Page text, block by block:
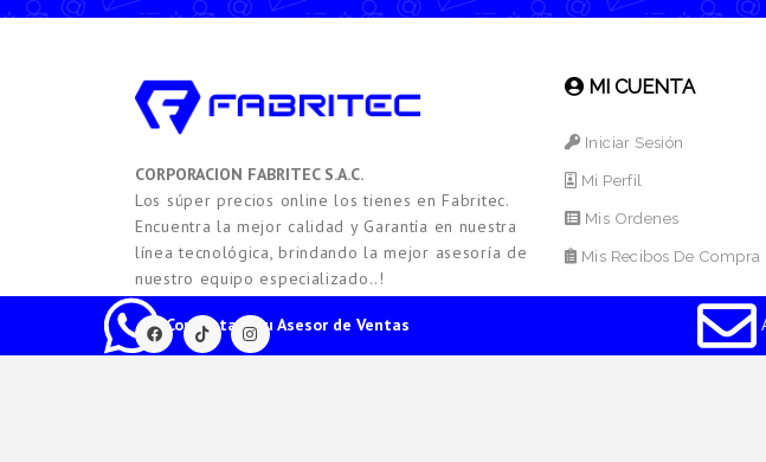
Contacta a tu Asesor de Ventas
CORPORACION FABRITEC S.A.C.
Los súper precios online los tienes en Fabritec.
Encuentra la mejor calidad y Garantía en nuestra
línea tecnológica, brindando la mejor asesoría de
nuestro equipo especializado..!
MI CUENTA
Iniciar Sesión
Mi Perfil
Mis Ordenes
Mis Recibos De Compra